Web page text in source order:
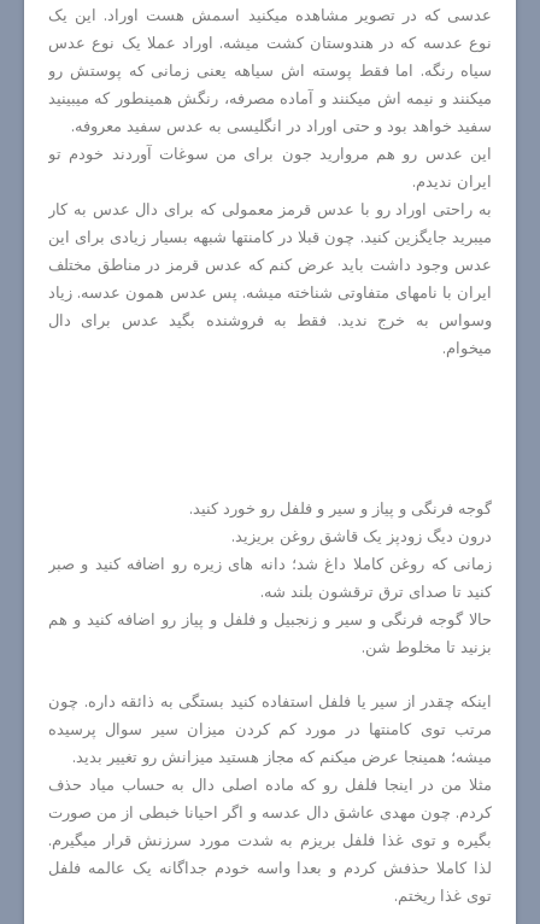
عدسی که در تصویر مشاهده میکنید اسمش هست اوراد. این یک
نوع عدسه که در هندوستان کشت میشه. اوراد عملا یک نوع عدس
سیاه رنگه. اما فقط پوسته اش سیاهه یعنی زمانی که پوستش رو
میکنند و نیمه اش میکنند و آماده مصرفه، رنگش همینطور که میبینید
سفید خواهد بود و حتی اوراد در انگلیسی به عدس سفید معروفه.
این عدس رو هم مروارید جون برای من سوغات آوردند خودم تو
ایران ندیدم.
به راحتی اوراد رو با عدس قرمز معمولی که برای دال عدس به کار
میبرید جایگزین کنید. چون قبلا در کامنتها شبهه بسیار زیادی برای این
عدس وجود داشت باید عرض کنم که عدس قرمز در مناطق مختلف
ایران با نامهای متفاوتی شناخته میشه. پس عدس همون عدسه. زیاد
وسواس به خرج ندید. فقط به فروشنده بگید عدس برای دال
میخوام.
گوجه فرنگی و پیاز و سیر و فلفل رو خورد کنید.
درون دیگ زودپز یک قاشق روغن بریزید.
زمانی که روغن کاملا داغ شد؛ دانه های زیره رو اضافه کنید و صبر
کنید تا صدای ترق ترقشون بلند شه.
حالا گوجه فرنگی و سیر و زنجبیل و فلفل و پیاز رو اضافه کنید و هم
بزنید تا مخلوط شن.
اینکه چقدر از سیر یا فلفل استفاده کنید بستگی به ذائقه داره. چون
مرتب توی کامنتها در مورد کم کردن میزان سیر سوال پرسیده
میشه؛ همینجا عرض میکنم که مجاز هستید میزانش رو تغییر بدید.
مثلا من در اینجا فلفل رو که ماده اصلی دال به حساب میاد حذف
کردم. چون مهدی عاشق دال عدسه و اگر احیانا خبطی از من صورت
بگیره و توی غذا فلفل بریزم به شدت مورد سرزنش قرار میگیرم.
لذا کاملا حذفش کردم و بعدا واسه خودم جداگانه یک عالمه فلفل
توی غذا ریختم.